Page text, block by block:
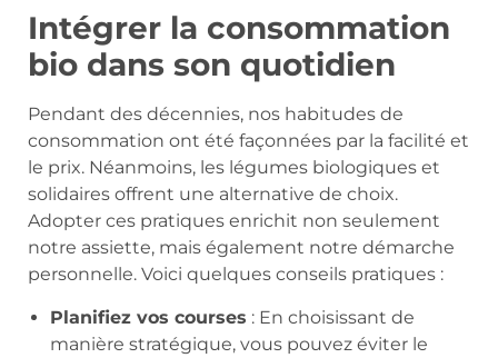
Intégrer la consommation
bio dans son quotidien
Pendant des décennies, nos habitudes de
consommation ont été façonnées par la facilité et
le prix. Néanmoins, les légumes biologiques et
solidaires offrent une alternative de choix.
Adopter ces pratiques enrichit non seulement
notre assiette, mais également notre démarche
personnelle. Voici quelques conseils pratiques :
Planifiez vos courses : En choisissant de
manière stratégique, vous pouvez éviter le